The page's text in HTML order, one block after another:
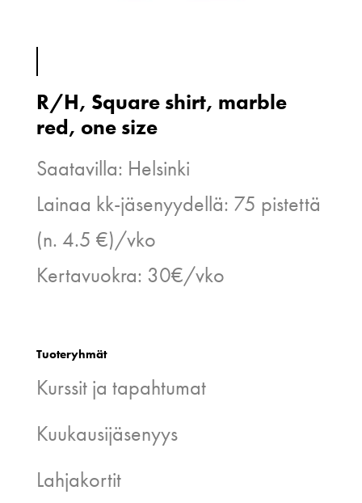
R/H, Square shirt, marble
red, one size
Saatavilla: Helsinki
Lainaa kk-jäsenyydellä: 75 pistettä
(n. 4.5 €)/vko
Kertavuokra: 30€/vko
Tuoteryhmät
Kurssit ja tapahtumat
Kuukausijäsenyys
Lahjakortit